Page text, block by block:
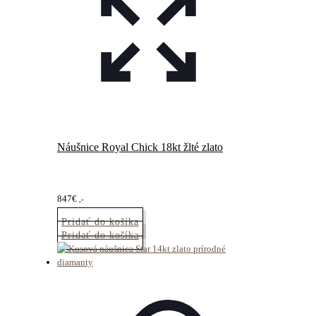
Náušnice Royal Chick 18kt žlté zlato
847€ ,-
Pridať do košíka
Pridať do košíka